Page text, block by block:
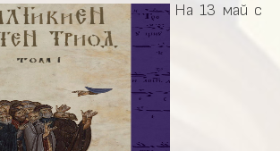
На 13 май с